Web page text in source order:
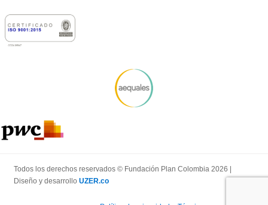
Todos los derechos reservados © Fundación Plan Colombia 2026 |
Diseño y desarrollo UZER.co